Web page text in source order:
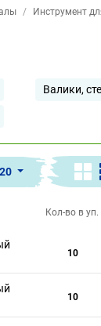
Инструмент
Валики,
20
Кол-во в уп.
10
10